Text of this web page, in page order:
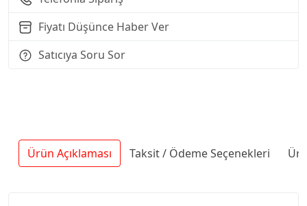
Fiyatı Düşünce Haber Ver
Satıcıya Soru Sor
Ürün Açıklaması Taksit / Ödeme Seçenekleri